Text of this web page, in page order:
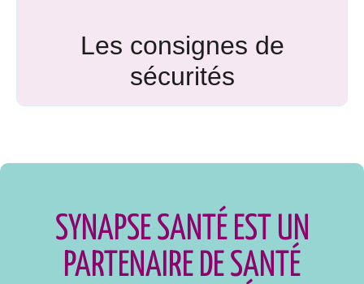
Les consignes de
sécurités
SYNAPSE SANTÉ EST UN
PARTENAIRE DE SANTÉ